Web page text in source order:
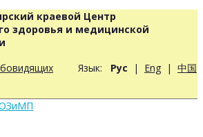
краевой Центр
здоровья и медицинской
Язык: Рус | Eng | 中国